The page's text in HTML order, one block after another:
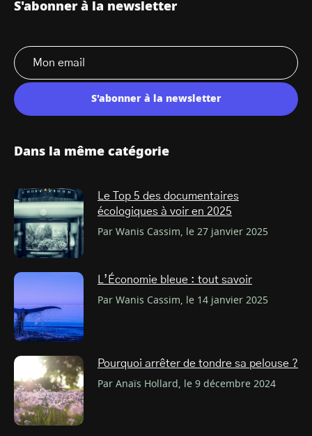
S'abonner à la newsletter
S'abonner à la newsletter
Dans la même catégorie
Le Top 5 des documentaires
écologiques à voir en 2025
Par Wanis Cassim, le 27 janvier 2025
L’Économie bleue : tout savoir
Par Wanis Cassim, le 14 janvier 2025
Pourquoi arrêter de tondre sa pelouse ?
Par Anaïs Hollard, le 9 décembre 2024